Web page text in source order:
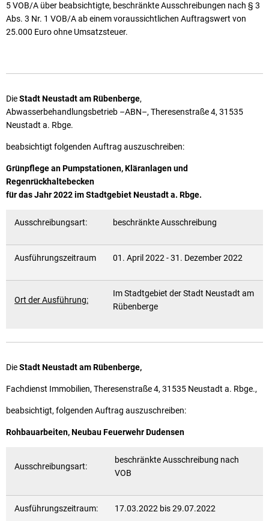
5 VOB/A über beabsichtigte, beschränkte Ausschreibungen nach § 3
Abs. 3 Nr. 1 VOB/A ab einem voraussichtlichen Auftragswert von
25.000 Euro ohne Umsatzsteuer.
DieStadt Neustadt am Rübenberge,
Abwasserbehandlungsbetrieb –ABN–, Theresenstraße 4, 31535
Neustadt a. Rbge.
beabsichtigt folgenden Auftrag auszuschreiben:
Grünpflege an Pumpstationen, Kläranlagen und
Regenrückhaltebecken
für das Jahr 2022 im Stadtgebiet Neustadt a. Rbge.
Ausschreibungsart: beschränkte Ausschreibung
Ausführungszeitraum 01. April 2022 - 31. Dezember 2022
Ort der Ausführung:
Im Stadtgebiet der Stadt Neustadt am
Rübenberge
DieStadt Neustadt am Rübenberge,
Fachdienst Immobilien, Theresenstraße 4, 31535 Neustadt a. Rbge.,
beabsichtigt, folgenden Auftrag auszuschreiben:
Rohbauarbeiten, Neubau Feuerwehr Dudensen
Ausschreibungsart:
beschränkte Ausschreibung nach
VOB
Ausführungszeitraum: 17.03.2022 bis 29.07.2022